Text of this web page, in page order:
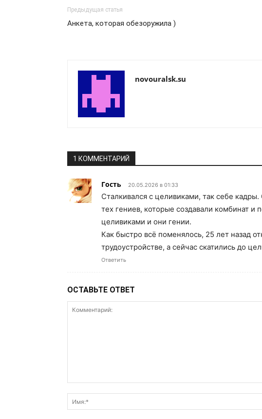
Предыдущая статья
Анкета, которая обезоружила )
novouralsk.su
1 КОММЕНТАРИЙ
Гость 20.05.2026 в 01:33
Сталкивался с целивиками, так себе
тех гениев, которые создавали комбинат
целивиками и они гении.
Как быстро всё поменялось, 25 лет назад
трудоустройстве, а сейчас скатились до
Ответить
ОСТАВЬТЕ ОТВЕТ